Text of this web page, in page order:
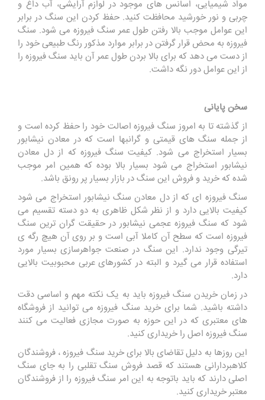
مواد شیمیایی، اسانس های موجود در لوازم آرایشی، آب داغ و
چربی و نور خورشید محافظت کنید. حفظ کردن این سنگ در برابر
این عوامل موجب بالا رفتن طول عمر سنگ فیروزه می شود. سنگ
فیروزه به محض قرار گرفتن در برابر موارد مذکور رنگ طبیعی خود را
از دست می دهد که برای بالا بردن طول عمر آن باید سنگ فیروزه را
از این عوامل دور نگه داشت.
سخن پایانی
از گذشته تا به امروز سنگ فیروزه اصالت خود را حفظ کرده است و
از جمله سنگ های قیمتی و گرانبها است که در معادن نیشابور
بسیار استخراج می شود. کیفیت سنگ فیروزه که از دل معادن
نیشابور استخراج می شود بسیار بالا بوده که همین امر موجب
شده که خرید و فروش این سنگ در بازار بسیار پر رونق باشد.
سنگ فیروزه ای که از دل معادن سنگ نیشابور استخراج می شود
کیفیت بالایی دارد و از نظر شکل ظاهری به دو دسته تقسیم می
شود که سنگ فیروزه عجمی نیشابور در حقیقت گران ترین سنگ
فیروزه است که سطح آن کاملا آبی است و بر روی آن هیچ رگه ی
تیرگی وجود ندارد. این سنگ در صنعت جواهرسازی بسیار مورد
استفاده قرار می گیرد و البته در کشورهای عربی محبوبیت بالایی
دارد.
در زمان خریدن سنگ فیروزه باید به یک نکته مهم و اساسی دقت
داشته باشید. شما برای خرید سنگ فیروزه می توانید از فروشگاه
های معتبری که در این حوزه به صورت مجازی فعالیت می کنند
سنگ فیروزه اصل را خریداری کنید.
این روزها به دلیل تقاضای بالا برای خرید سنگ فیروزه ، فروشندگان
کلاهبردارانی هستند که قصد فروش سنگ تقلبی را به جای سنگ
اصلی دارند که باید باتوجه به این امر سنگ فیروزه را از فروشندگان
معتبر خریداری کنید.